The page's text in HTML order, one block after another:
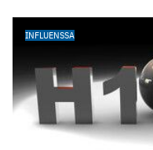
INFLUENSSA